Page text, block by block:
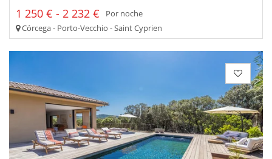
1 250 € - 2 232 €
Por noche
Córcega - Porto-Vecchio - Saint Cyprien